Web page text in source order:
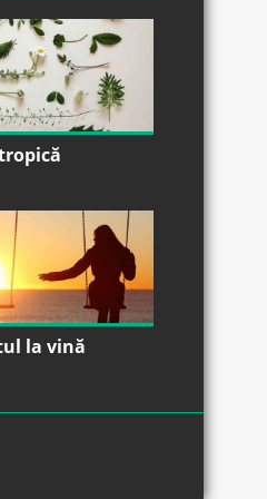
la vină